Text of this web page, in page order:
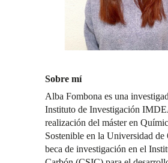
Sobre mí
Alba Fombona es una
Instituto de Investigación
realización del máster en
Sostenible en la Universidad
beca de investigación en el